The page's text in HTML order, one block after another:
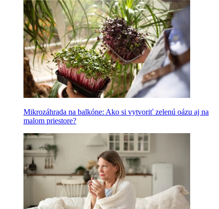
Mikrozáhrada na balkóne: Ako si vytvoriť zelenú oázu aj na
malom priestore?